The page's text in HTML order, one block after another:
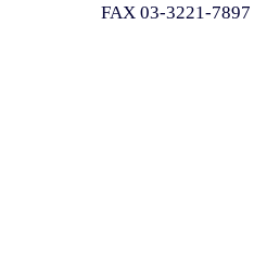
FAX 03-3221-7897